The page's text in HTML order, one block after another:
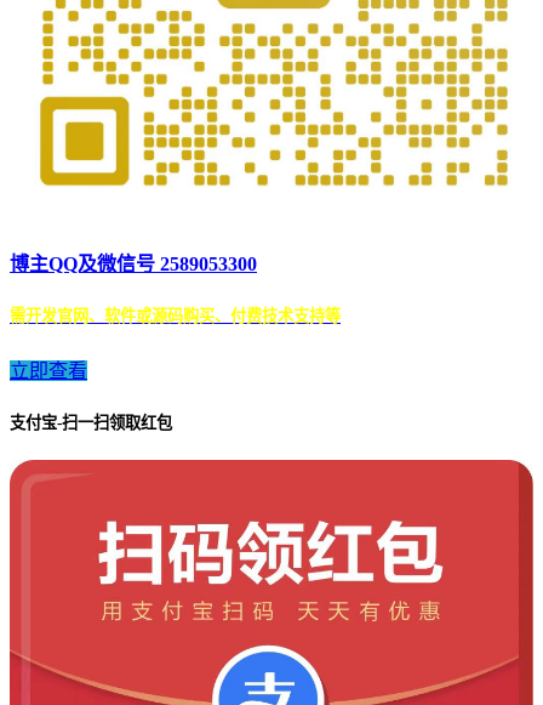
博主QQ及微信号 2589053300
需开发官网、软件或源码购买、付费技术支持等
立即查看
支付宝-扫一扫领取红包